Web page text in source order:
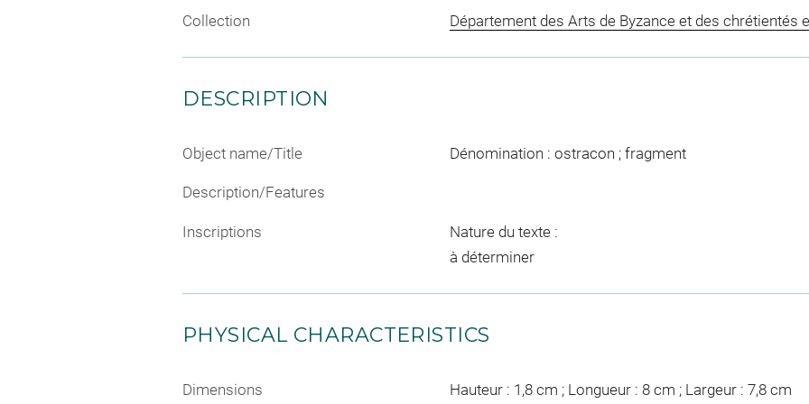
Collection Département des Arts de Byzance et des chrétientés
DESCRIPTION
Object name/Title Dénomination : ostracon ; fragment
Description/Features
Inscriptions
Nature du texte :
à déterminer
PHYSICAL CHARACTERISTICS
Dimensions Hauteur : 1,8 cm ; Longueur : 8 cm ; Largeur : 7,8 cm